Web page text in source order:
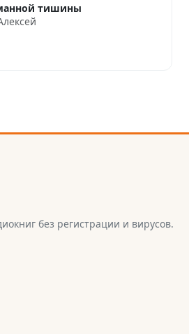
тишины
без регистрации и вирусов.